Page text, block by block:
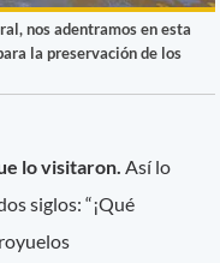
nos adentramos en esta
la preservación de los
lo visitaron. Así lo
siglos: “¡Qué